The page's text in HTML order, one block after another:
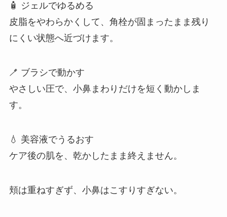
🧴 ジェルでゆるめる
皮脂をやわらかくして、角栓が固まったまま残り
にくい状態へ近づけます。
🪥 ブラシで動かす
やさしい圧で、小鼻まわりだけを短く動かしま
す。
💧 美容液でうるおす
ケア後の肌を、乾かしたまま終えません。
頬は重ねすぎず、小鼻はこすりすぎない。